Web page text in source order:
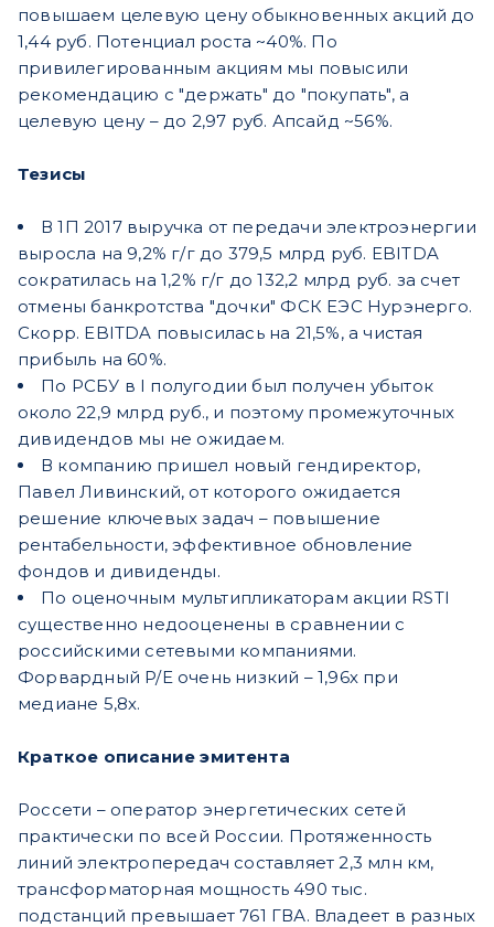
повышаем целевую цену обыкновенных акций до
1,44 руб. Потенциал роста ~40%. По
привилегированным акциям мы повысили
рекомендацию с "держать" до "покупать", а
целевую цену – до 2,97 руб. Апсайд ~56%.
Тезисы
В 1П 2017 выручка от передачи электроэнергии
выросла на 9,2% г/г до 379,5 млрд руб. EBITDA
сократилась на 1,2% г/г до 132,2 млрд руб. за счет
отмены банкротства "дочки" ФСК ЕЭС Нурэнерго.
Скорр. EBITDA повысилась на 21,5%, а чистая
прибыль на 60%.
По РСБУ в I полугодии был получен убыток
около 22,9 млрд руб., и поэтому промежуточных
дивидендов мы не ожидаем.
В компанию пришел новый гендиректор,
Павел Ливинский, от которого ожидается
решение ключевых задач – повышение
рентабельности, эффективное обновление
фондов и дивиденды.
По оценочным мультипликаторам акции RSTI
существенно недооценены в сравнении с
российскими сетевыми компаниями.
Форвардный P/E очень низкий – 1,96х при
медиане 5,8х.
Краткое описание эмитента
Россети – оператор энергетических сетей
практически по всей России. Протяженность
линий электропередач составляет 2,3 млн км,
трансформаторная мощность 490 тыс.
подстанций превышает 761 ГВА. Владеет в разных